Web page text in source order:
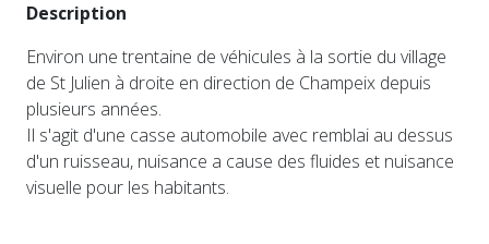
Description
Environ une trentaine de véhicules à la sortie du village
de St Julien à droite en direction de Champeix depuis
plusieurs années.
Il s'agit d'une casse automobile avec remblai au dessus
d'un ruisseau, nuisance a cause des fluides et nuisance
visuelle pour les habitants.